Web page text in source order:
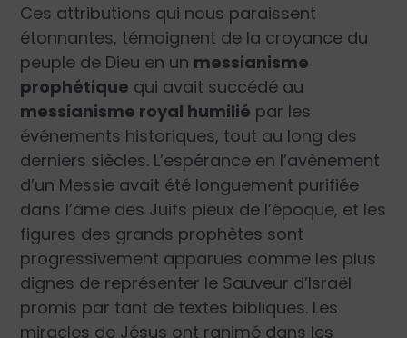
Ces attributions qui nous paraissent
étonnantes, témoignent de la croyance du
peuple de Dieu en un messianisme
prophétique qui avait succédé au
messianisme royal humilié par les
événements historiques, tout au long des
derniers siècles. L’espérance en l’avènement
d’un Messie avait été longuement purifiée
dans l’âme des Juifs pieux de l’époque, et les
figures des grands prophètes sont
progressivement apparues comme les plus
dignes de représenter le Sauveur d’Israël
promis par tant de textes bibliques. Les
miracles de Jésus ont ranimé dans les